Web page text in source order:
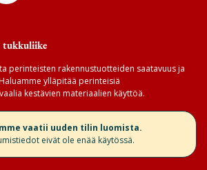
tukkuliike
perinteisten rakennustuotteiden saatavuus ja
ylläpitää perinteisiä
kestävien materiaalien käyttöä.
vaatii uuden tilin luomista.
eivät ole enää käytössä.